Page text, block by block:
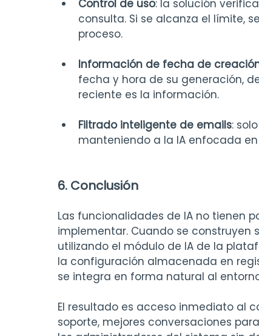
Control de uso: la solución
consulta. Si se alcanza el límite,
proceso.
Información de fecha de
fecha y hora de su generación,
reciente es la información.
Filtrado inteligente de emails:
manteniendo a la IA enfocada
6. Conclusión
Las funcionalidades de IA no tienen
implementar. Cuando se construyen
utilizando el módulo de IA de la
la configuración almacenada en
se integra en forma natural al
El resultado es acceso inmediato al
soporte, mejores conversaciones